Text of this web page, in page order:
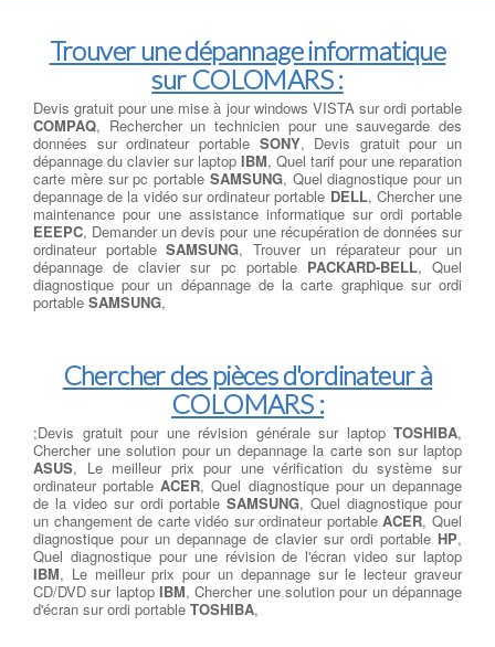
Trouver une dépannage informatique
sur COLOMARS :
Devis gratuit pour une mise à jour windows VISTA sur ordi portable
COMPAQ, Rechercher un technicien pour une sauvegarde des
données sur ordinateur portable SONY, Devis gratuit pour un
dépannage du clavier sur laptop IBM, Quel tarif pour une reparation
carte mère sur pc portable SAMSUNG, Quel diagnostique pour un
depannage de la vidéo sur ordinateur portable DELL, Chercher une
maintenance pour une assistance informatique sur ordi portable
EEEPC, Demander un devis pour une récupération de données sur
ordinateur portableSAMSUNG, Trouver un réparateur pour un
dépannage de clavier sur pc portable PACKARD-BELL, Quel
diagnostique pour un dépannage de la carte graphique sur ordi
portable SAMSUNG,
Chercher des pièces d'ordinateur à
COLOMARS :
;Devis gratuit pour une révision générale sur laptop TOSHIBA,
Chercher une solution pour un depannage la carte son sur laptop
ASUS, Le meilleur prix pour une vérification du système sur
ordinateur portableACER, Quel diagnostique pour un depannage
de la video sur ordi portableSAMSUNG, Quel diagnostique pour
un changement de carte vidéo sur ordinateur portableACER, Quel
diagnostique pour un depannage de clavier sur ordi portable HP,
Quel diagnostique pour une révision de l'écran video sur laptop
IBM, Le meilleur prix pour un depannage sur le lecteur graveur
CD/DVD sur laptop IBM, Chercher une solution pour un dépannage
d'écran sur ordi portable TOSHIBA,